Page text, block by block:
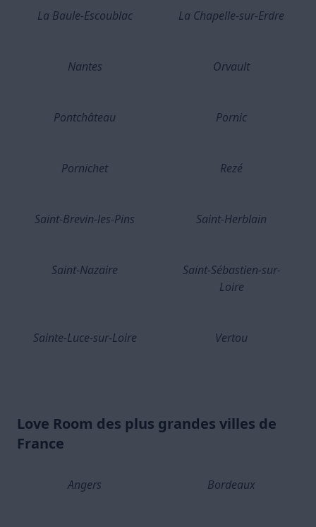
La Baule-Escoublac La Chapelle-sur-Erdre
Nantes Orvault
Pontchâteau Pornic
Pornichet Rezé
Saint-Brevin-les-Pins Saint-Herblain
Saint-Nazaire
Saint-Sébastien-sur-
Loire
Sainte-Luce-sur-Loire Vertou
Love Room des plus grandes villes de
France
Angers Bordeaux